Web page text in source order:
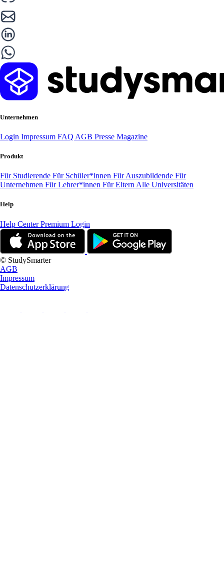
Unternehmen
Login Impressum FAQ AGB Presse Magazine
Produkt
Für Studierende Für Schüler*innen Für Auszubildende Für
Unternehmen Für Lehrer*innen Für Eltern Alle Universitäten
Help
Help CenterPremium Login
© StudySmarter
AGB
Impressum
Datenschutzerklärung